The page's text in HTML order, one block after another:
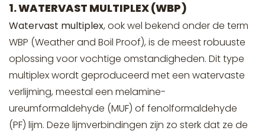
1. WATERVAST MULTIPLEX (WBP)
Watervast multiplex, ook wel bekend onder de term
WBP (Weather and Boil Proof), is de meest robuuste
oplossing voor vochtige omstandigheden. Dit type
multiplex wordt geproduceerd met een watervaste
verlijming, meestal een melamine-
ureumformaldehyde (MUF) of fenolformaldehyde
(PF) lijm. Deze lijmverbindingen zijn zo sterk dat ze de